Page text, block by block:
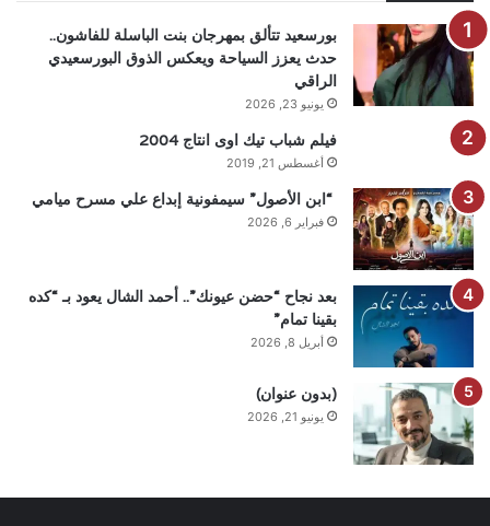
بورسعيد تتألق بمهرجان بنت الباسلة للفاشون..
حدث يعزز السياحة ويعكس الذوق البورسعيدي
الراقي
يونيو 23, 2026
فيلم شباب تيك اوى انتاج 2004
أغسطس 21, 2019
“ابن الأصول” سيمفونية إبداع علي مسرح ميامي
فبراير 6, 2026
بعد نجاح “حضن عيونك”.. أحمد الشال يعود بـ “كده
بقينا تمام”
أبريل 8, 2026
(بدون عنوان)
يونيو 21, 2026